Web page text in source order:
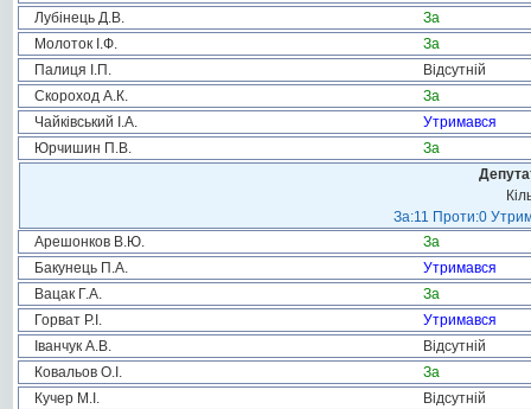
Лубінець Д.В.
За
Молоток І.Ф.
За
Палиця І.П.
Відсутній
Скороход А.К.
За
Чайківський І.А.
Утримався
Юрчишин П.В.
За
За:11 Проти:0
Арешонков В.Ю.
За
Бакунець П.А.
Утримався
Вацак Г.А.
За
Горват Р.І.
Утримався
Іванчук А.В.
Відсутній
Ковальов О.І.
За
Кучер М.І.
Відсутній